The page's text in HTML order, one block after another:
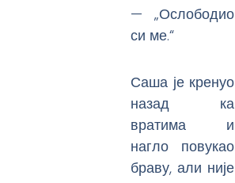
— „Ослободио
си ме.“
Саша је кренуо
назад ка
вратима и
нагло повукао
браву, али није